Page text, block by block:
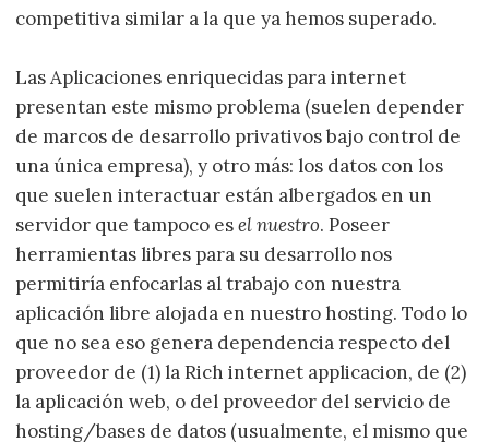
competitiva similar a la que ya hemos superado.
Las Aplicaciones enriquecidas para internet
presentan este mismo problema (suelen depender
de marcos de desarrollo privativos bajo control de
una única empresa), y otro más: los datos con los
que suelen interactuar están albergados en un
servidor que tampoco esel nuestro. Poseer
herramientas libres para su desarrollo nos
permitiría enfocarlas al trabajo con nuestra
aplicación libre alojada en nuestro hosting. Todo lo
que no sea eso genera dependencia respecto del
proveedor de (1) la Rich internet applicacion, de (2)
la aplicación web, o del proveedor del servicio de
hosting/bases de datos (usualmente, el mismo que